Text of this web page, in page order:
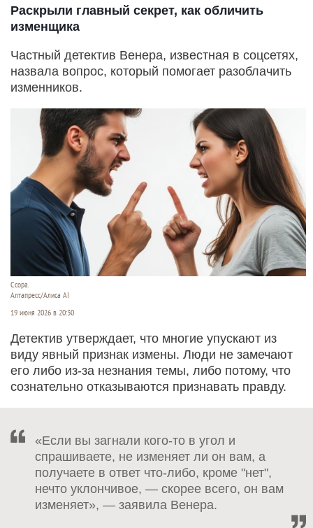
Раскрыли главный секрет, как обличить
изменщика
Частный детектив Венера, известная в соцсетях,
назвала вопрос, который помогает разоблачить
изменников.
Ссора.
Алтапресс/Алиса AI
19 июня 2026 в 20:30
Детектив утверждает, что многие упускают из
виду явный признак измены. Люди не замечают
его либо из-за незнания темы, либо потому, что
сознательно отказываются признавать правду.
«Если вы загнали кого-то в угол и
спрашиваете, не изменяет ли он вам, а
получаете в ответ что-либо, кроме "нет",
нечто уклончивое, — скорее всего, он вам
изменяет», — заявила Венера.